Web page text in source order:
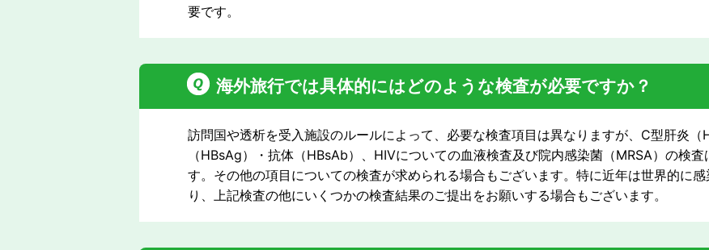
要です。
海外旅行では具体的にはどのような検査が必要ですか？
訪問国や透析を受入施設のルールによって、必要な検査項目は異なりますが、C型肝炎（
（HBsAg）・抗体（HBsAb）、HIVについての血液検査及び院内感染菌（MRSA）の検
す。その他の項目についての検査が求められる場合もございます。特に近年は世界的に
り、上記検査の他にいくつかの検査結果のご提出をお願いする場合もございます。